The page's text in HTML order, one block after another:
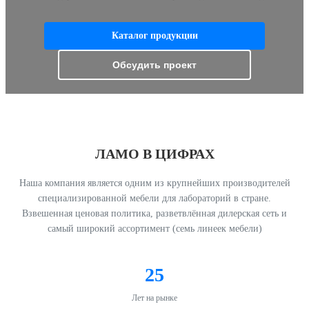
Каталог продукции
Обсудить проект
ЛАМО В ЦИФРАХ
Наша компания является одним из крупнейших производителей
специализированной мебели для лабораторий в стране.
Взвешенная ценовая политика, разветвлённая дилерская сеть и
самый широкий ассортимент (семь линеек мебели)
25
Лет на рынке